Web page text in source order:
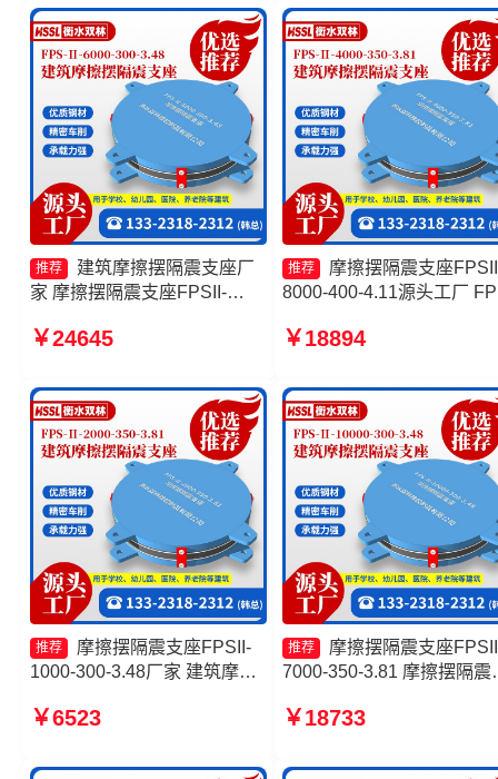
座
推荐
建筑摩擦摆隔震支座厂
家 摩擦摆隔震支座FPSII-
震支座FPSII-2000-300-3.48
FPSII-3000-400-4.11
￥24645
推荐
摩擦摆隔震支座
8000-400-4.11源头工厂
支座FBD 减隔震摩擦摆支
￥18894
推荐
摩擦摆隔震支座FPSII-
1000-300-3.48厂家 建筑摩擦
隔震球型支座源头工厂 摩擦摆
3.81生产厂家
￥6523
推荐
摩擦摆隔震支座
7000-350-3.81 摩擦摆隔震
工厂 建筑摩擦摆隔震支座
FPSII-6000-350-3.81
￥18733